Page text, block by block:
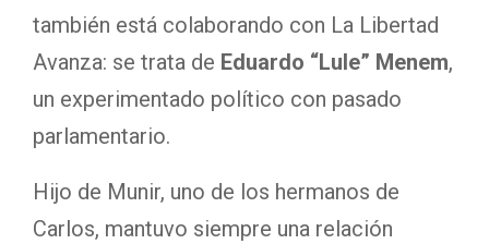
también está colaborando con La Libertad
Avanza: se trata de Eduardo “Lule” Menem,
un experimentado político con pasado
parlamentario.
Hijo de Munir, uno de los hermanos de
Carlos, mantuvo siempre una relación